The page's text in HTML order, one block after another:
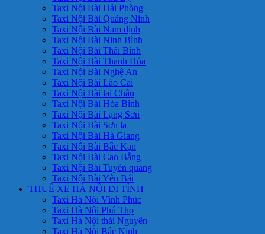
Taxi Nội Bài Hải Phòng
Taxi Nội Bài Quảng Ninh
Taxi Nội Bài Nam định
Taxi Nội Bài Ninh Bình
Taxi Nội Bài Thái Bình
Taxi Nội Bài Thanh Hóa
Taxi Nội Bài Nghệ An
Taxi Nội Bài Lào Cai
Taxi Nội Bài lai Châu
Taxi Nội Bài Hòa Bình
Taxi Nội Bài Lạng Sơn
Taxi Nội Bài Sơn la
Taxi Nội Bài Hà Giang
Taxi Nội Bài Bắc Kạn
Taxi Nội Bài Cao Bằng
Taxi Nội Bài Tuyên quang
Taxi Nội Bài Yên Bái
THUÊ XE HÀ NỘI ĐI TỈNH
Taxi Hà Nội Vĩnh Phúc
Taxi Hà Nội Phú Thọ
Taxi Hà Nội thái Nguyên
Taxi Hà Nội Bắc Ninh